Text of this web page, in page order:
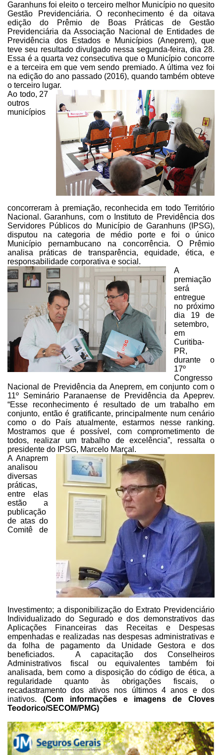
Garanhuns foi eleito o terceiro melhor Município noquesito
Gestão Previdenciária. O reconhecimento é da oitava
edição do Prêmio de Boas Práticas de Gestão
Previdenciária da Associação Nacional de Entidades de
Previdência dos Estados e Municípios (Aneprem), que
teve seu resultadodivulgado nessa segunda-feira, dia 28.
Essa é a quarta vez consecutiva que o Município concorre
e a terceira em que vem sendo premiado. A última vez foi
na edição do ano passado (2016), quando também obteve
o terceiro lugar.
Ao todo, 27
outros
municípios
concorreram à premiação, reconhecida em todo Território
Nacional. Garanhuns, com o Instituto de Previdência dos
Servidores Públicos do Município de Garanhuns (IPSG),
disputou na categoria de médio porte e foi o único
Município pernambucano na concorrência. O Prêmio
analisa práticas de transparência, equidade, ética, e
responsabilidade corporativa e social.
A
premiação
será
entregue
no próximo
dia 19 de
setembro,
em
Curitiba-
PR,
durante o
17º
Congresso
Nacional de Previdência da Aneprem, emconjunto com o
11º Seminário Paranaense de Previdência da Apeprev.
“Esse reconhecimento é resultado de um trabalho em
conjunto, então é gratificante, principalmente num cenário
como o do País atualmente, estarmos nesse ranking.
Mostramos que é possível, com comprometimento de
todos, realizar um trabalho deexcelência”, ressalta o
presidente do IPSG, Marcelo Marçal.
A Anaprem
analisou
diversas
práticas,
entre elas
estão a
publicação
de atas do
Comitê de
Investimento; a disponibilização do Extrato Previdenciário
Individualizado do Segurado e dos demonstrativos das
Aplicações Financeiras das Receitas e Despesas
empenhadas e realizadas nas despesas administrativas e
da folha de pagamento da Unidade Gestora e dos
beneficiados. A capacitação dos Conselheiros
Administrativos fiscal ou equivalentes também foi
analisada, bem como a disposição do código de ética, a
regularidade quanto às obrigações fiscais, o
recadastramento dos ativos nos últimos 4 anos e dos
inativos. (Cominformações e imagens de Cloves
Teodorico/SECOM/PMG)